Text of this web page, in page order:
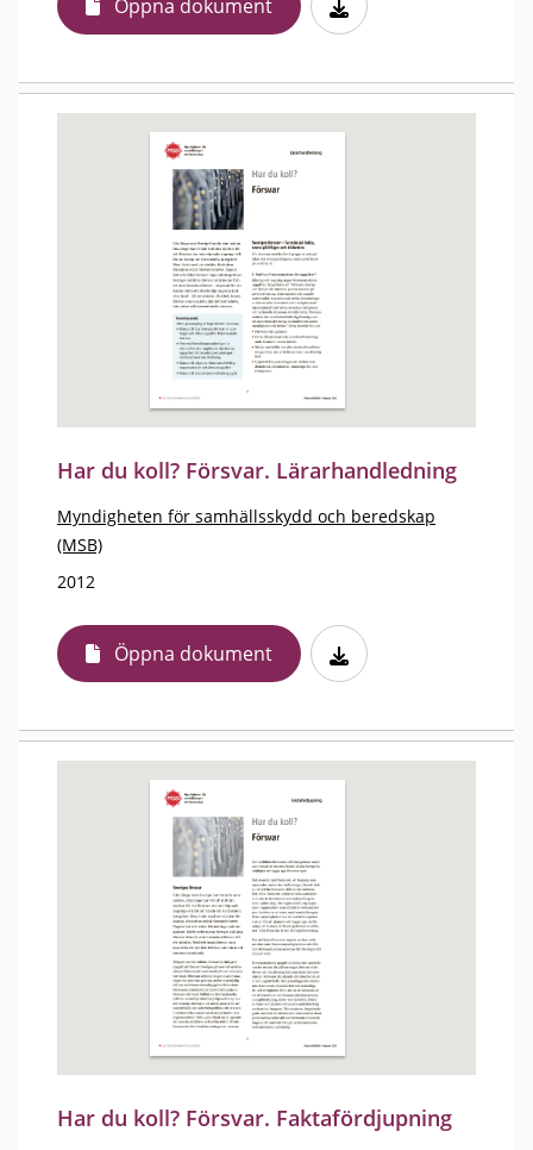
Öppna dokument
Har du koll? Försvar. Lärarhandledning
Myndigheten för samhällsskydd och beredskap
(MSB)
2012
Öppna dokument
Har du koll? Försvar. Faktafördjupning